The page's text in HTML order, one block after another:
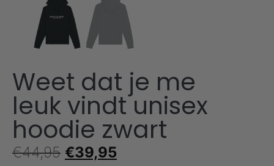
Weet dat je me
leuk vindt unisex
hoodie zwart
€44,95 €39,95